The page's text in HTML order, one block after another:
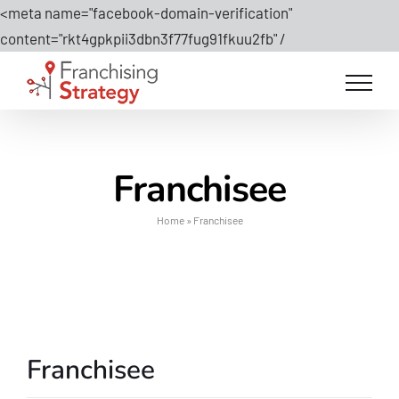
<meta name="facebook-domain-verification"
content="rkt4gpkpii3dbn3f77fug91fkuu2fb" /
contenuto
Franchisee
Home» Franchisee
Franchisee